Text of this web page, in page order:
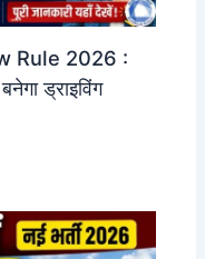
Rule 2026 :
ड्राइविंग